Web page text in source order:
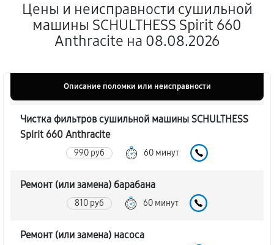
Цены и неисправности сушильной
машины SCHULTHESS Spirit 660
Anthracite на 08.08.2026
Описание поломки или неисправности
Чистка фильтров сушильной машины SCHULTHESS
Spirit 660 Anthracite
990 руб 60 минут
Ремонт (или замена) барабана
810 руб 60 минут
Ремонт (или замена) насоса